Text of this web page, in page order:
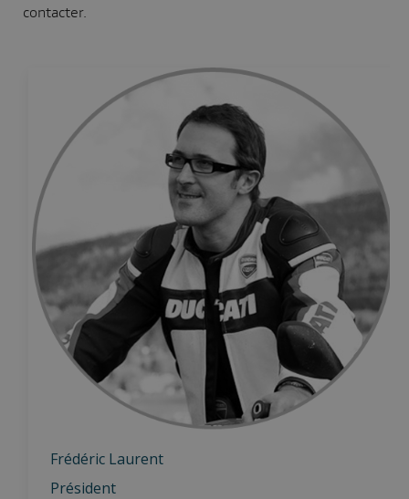
contacter.
Frédéric Laurent
Président